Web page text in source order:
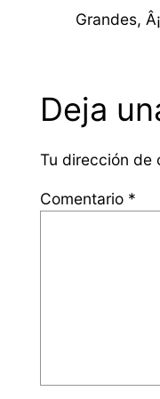
Grandes,
Deja
Tu dirección de
Comentario *